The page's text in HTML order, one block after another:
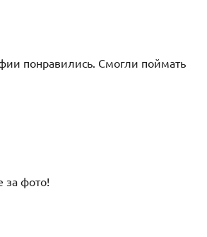
понравились. Смогли поймать
за фото!